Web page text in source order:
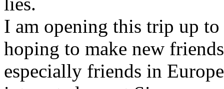
I am opening this trip up to
hoping to make new
especially friends in